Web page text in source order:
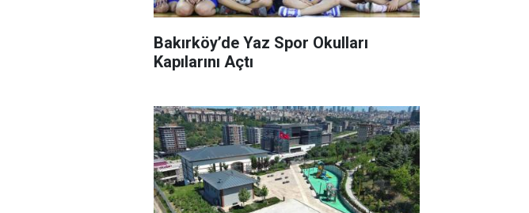
Bakırköy’de Yaz Spor Okulları
Kapılarını Açtı